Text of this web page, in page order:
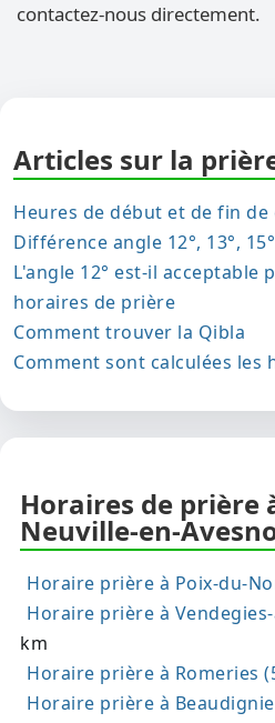
contactez-nous directement.
Articles sur la
Heures de début et de fin
Différence angle 12°, 13°,
L'angle 12° est-il acceptable
horaires de prière
Comment trouver la Qibla
Comment sont calculées les
Horaires de prière
Neuville-en-
Horaire prière à Poix-du-
Horaire prière à
km
Horaire prière à Romeries
Horaire prière à